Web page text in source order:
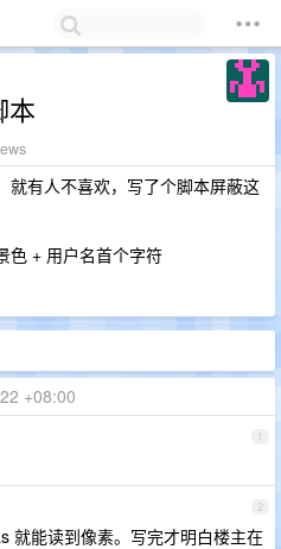
本
就有人不喜欢，写了个脚本屏蔽这
色 + 用户名首个字符
+08:00
1
2
就能读到像素。写完才明白楼主在